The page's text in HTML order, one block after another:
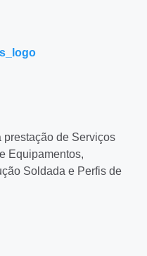
prestação de Serviços
Equipamentos,
Soldada e Perfis de